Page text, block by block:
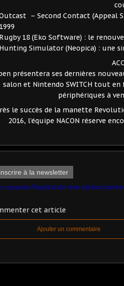
– Second Contact (Appeal
1999
Rugby 18 (Eko Software) : le
Hunting Simulator (Neopica) : une
présentera ses dernières
salon et Nintendo SWITCH tout
périphériques à
le succès de la manette
2016, l’équipe NACON réserve
à la newsletter
cet article
Ajouter un commentaire